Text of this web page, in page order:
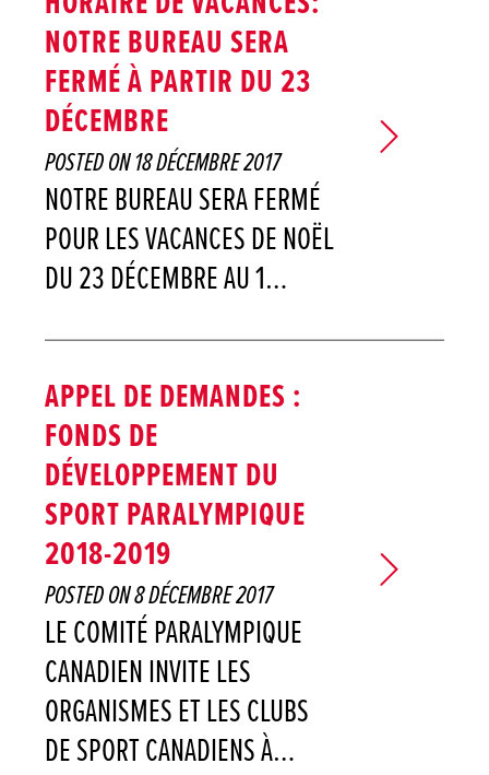
NOTRE BUREAU SERA
FERMÉ À PARTIR DU 23
DÉCEMBRE
POSTED ON18 DÉCEMBRE 2017
NOTRE BUREAU SERA FERMÉ
POUR LES VACANCES DE NOËL
DU 23 DÉCEMBRE AU 1…
APPEL DE DEMANDES :
FONDS DE
DÉVELOPPEMENT DU
SPORT PARALYMPIQUE
2018-2019
POSTED ON8 DÉCEMBRE 2017
LE COMITÉ PARALYMPIQUE
CANADIEN INVITE LES
ORGANISMES ET LES CLUBS
DE SPORT CANADIENS À…